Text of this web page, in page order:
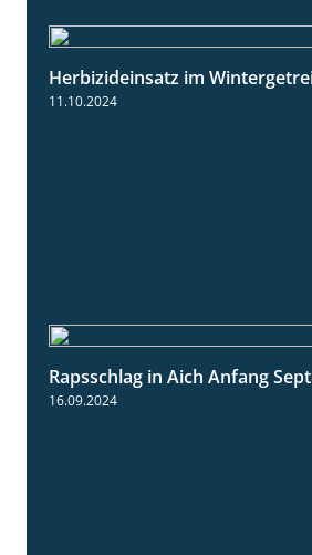
Herbizideinsatz im
11.10.2024
Rapsschlag in Aich Anfang
16.09.2024